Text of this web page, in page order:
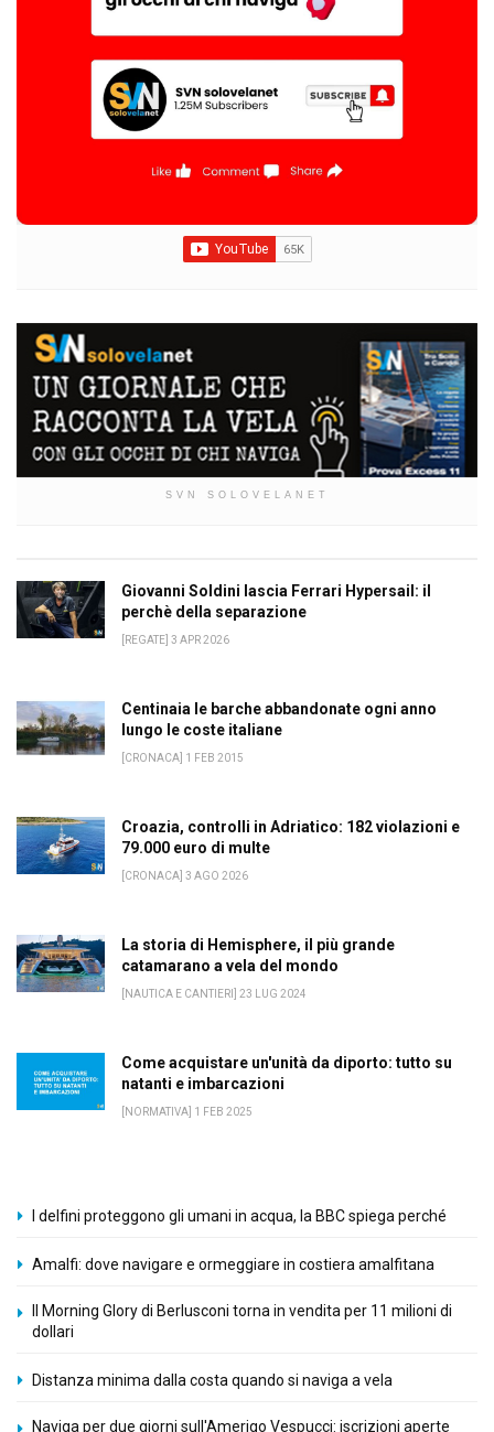
SVN SOLOVELANET
Giovanni Soldini lascia Ferrari Hypersail: il
perchè della separazione
[REGATE] 3 APR 2026
Centinaia le barche abbandonate ogni anno
lungo le coste italiane
[CRONACA] 1 FEB 2015
Croazia, controlli in Adriatico: 182 violazioni e
79.000 euro di multe
[CRONACA] 3 AGO 2026
La storia di Hemisphere, il più grande
catamarano a vela del mondo
[NAUTICA E CANTIERI] 23 LUG 2024
Come acquistare un'unità da diporto: tutto su
natanti e imbarcazioni
[NORMATIVA] 1 FEB 2025
I delfini proteggono gli umani in acqua, la BBC spiega perché
Amalfi: dove navigare e ormeggiare in costiera amalfitana
Il Morning Glory di Berlusconi torna in vendita per 11 milioni di
dollari
Distanza minima dalla costa quando si naviga a vela
Naviga per due giorni sull'Amerigo Vespucci: iscrizioni aperte